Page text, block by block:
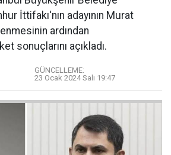
İttifakı'nın adayının Murat
ardından
sonuçlarını açıkladı.
GÜNCELLEME:
23 Ocak 2024 Salı 19:47